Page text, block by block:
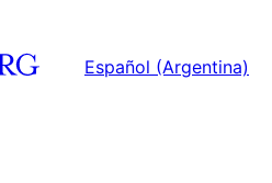
Español (Argentina)